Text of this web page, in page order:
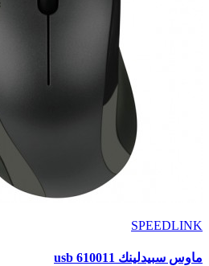
SPEEDLINK
ماوس سبيدلينك 610011 usb